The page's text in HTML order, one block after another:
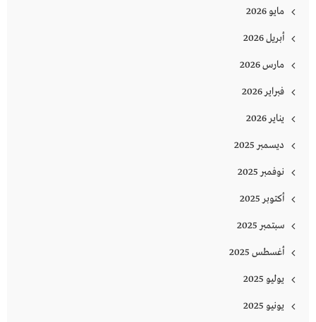
مايو 2026
أبريل 2026
مارس 2026
فبراير 2026
يناير 2026
ديسمبر 2025
نوفمبر 2025
أكتوبر 2025
سبتمبر 2025
أغسطس 2025
يوليو 2025
يونيو 2025